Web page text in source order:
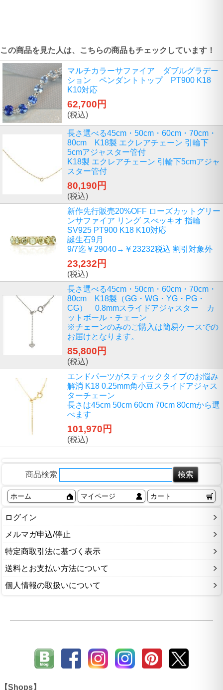
この商品を見た人は、こちらの商品もチェックしています！
マルチカラーサファイア ダブルグラデー
ション ペンダントトップ PT900 K18
K10対応
62,700円
(税込)
長さ選べる45cm・50cm・60cm・70cm・
80cm K18製 エクレアチェーン 引輪下
5cmアジャスター管付
K18製 エクレアチェーン 引輪下5cmアジャ
スター管付
80,190円
(税込)
新作先行販売20%OFF ローズカットグリー
ンサファイア リング スぺッキオ 指輪
SV925 PT900 K18 K10対応
誕生石9月
9/7迄￥29040→￥23232税込 割引対象外
23,232円
(税込)
長さ選べる45cm・50cm・60cm・70cm・
80cm K18製（GG・WG・YG・PG・
CG） 0.8mmスライドアジャスター カ
ットボール・チェーン
※チェーンのみのご購入は簡易ケースでの
お届けとなります。
85,800円
(税込)
エンドパーツがスティックタイプのお悩み
解消 K18 0.25mm角小豆スライドアジャス
ターチェーン
長さは45cm 50cm 60cm 70cm 80cmから選
べます
101,970円
(税込)
商品検索
ホーム マイページ カート
ログイン
メルマガ申込/停止
特定商取引法に基づく表示
送料とお支払い方法について
個人情報の取扱いについて
【Shops】